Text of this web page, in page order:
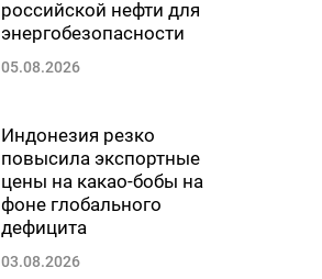
российской нефти для
энергобезопасности
05.08.2026
Индонезия резко
повысила экспортные
цены на какао-бобы на
фоне глобального
дефицита
03.08.2026